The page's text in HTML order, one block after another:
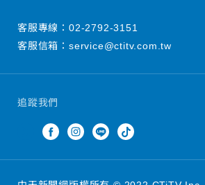
追蹤我們
客服專線： 02-2792-3151
客服信箱： service@ctitv.com.tw